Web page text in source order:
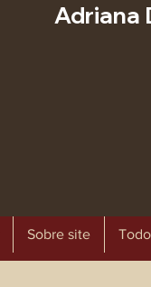
Adriana
Sobre site